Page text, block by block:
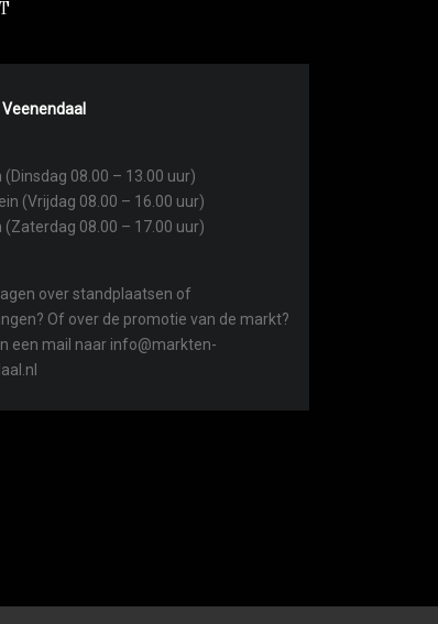
(Dinsdag 08.00 – 13.00 uur)
(Vrijdag 08.00 – 16.00 uur)
(Zaterdag 08.00 – 17.00 uur)
over standplaatsen of
Of over de promotie van de markt?
een mail naar info@markten-